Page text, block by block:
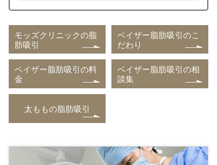
モッズクリニックの脂
肪吸引
ベイザー脂肪吸引のこ
だわり
ベイザー脂肪吸引の料
金
ベイザー脂肪吸引の相
談集
太ももの脂肪吸引